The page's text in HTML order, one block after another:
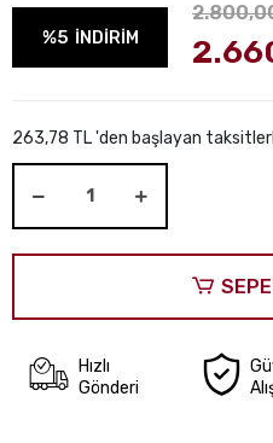
%5 İNDİRİM
263,78 TL 'den başlayan
Hızlı
Gönderi